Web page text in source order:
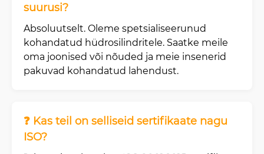
suurusi?
Absoluutselt. Oleme spetsialiseerunud
kohandatud hüdrosilindritele. Saatke meile
oma joonised või nõuded ja meie insenerid
pakuvad kohandatud lahendust.
❓ Kas teil on selliseid sertifikaate nagu
ISO?